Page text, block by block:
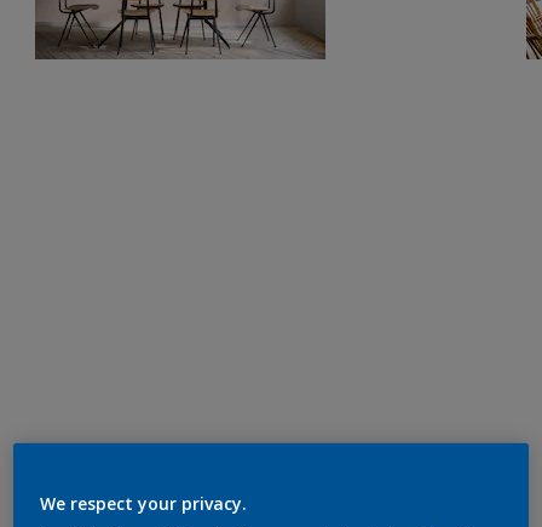
We respect your privacy.